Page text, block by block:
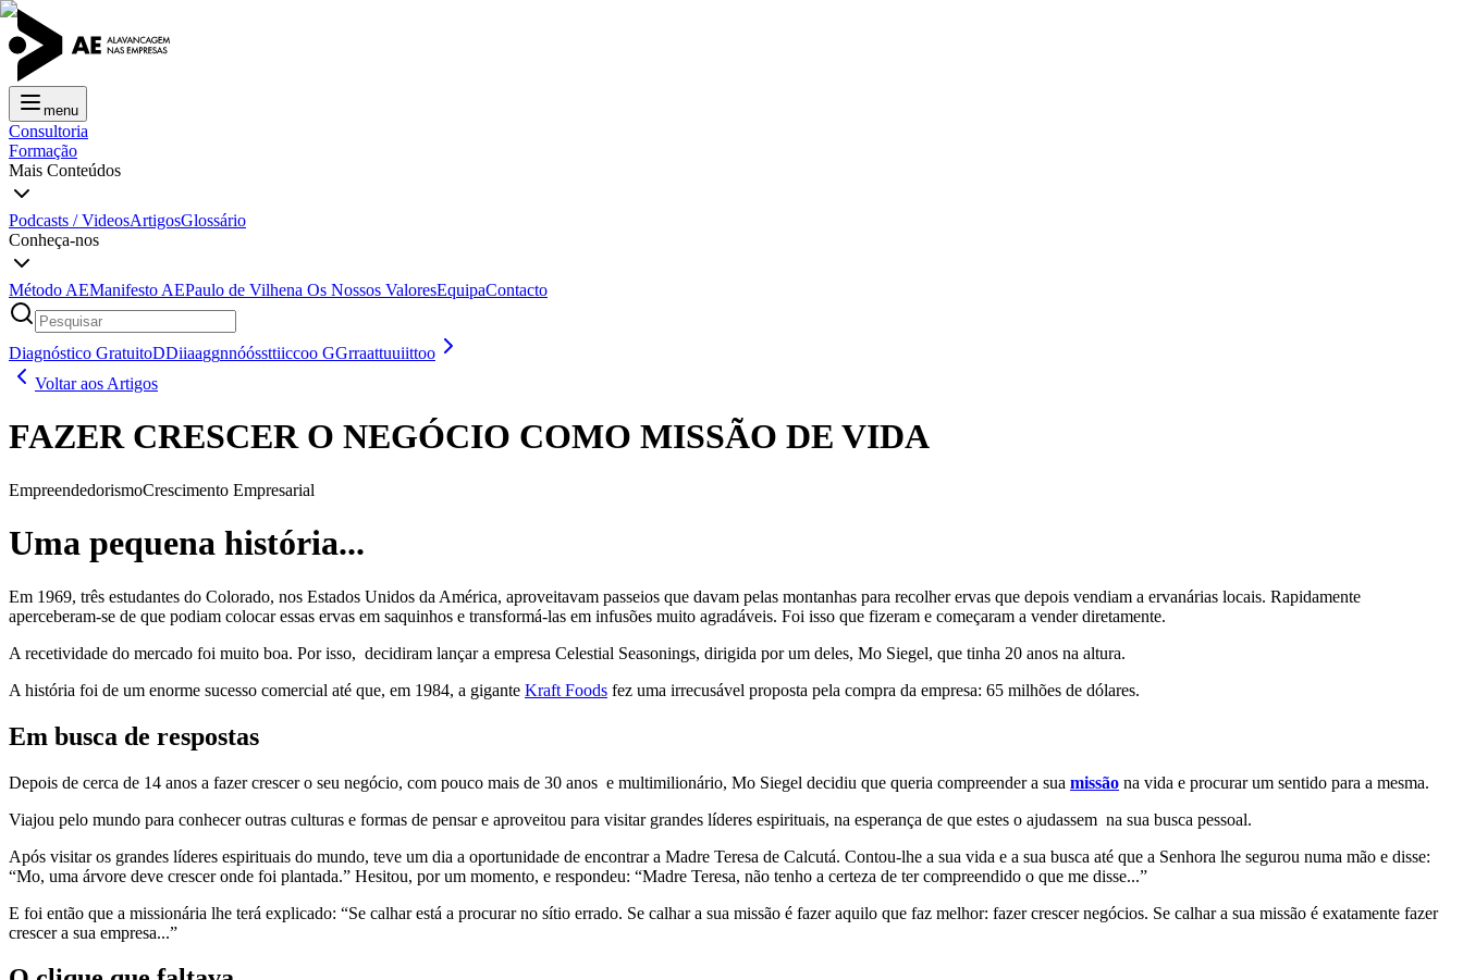
menu
Consultoria
Formação
Mais Conteúdos
Podcasts / VideosArtigosGlossário
Conheça-nos
Método AEManifesto AEPaulo de Vilhena Os Nossos ValoresEquipaContacto
Diagnóstico GratuitoDDiiaaggnnóóssttiiccoo GGrraattuuiittoo
Voltar aos Artigos
FAZER CRESCER O NEGÓCIO COMO MISSÃO DE VIDA
EmpreendedorismoCrescimento Empresarial
Uma pequena história...
Em 1969, três estudantes do Colorado, nos Estados Unidos da América, aproveitavam passeios que davam pelas montanhas para recolher ervas que depois vendiam a ervanárias locais. Rapidamente
aperceberam-se de que podiam colocar essas ervas em saquinhos e transformá-las em infusões muito agradáveis. Foi isso que fizeram e começaram a vender diretamente.
A recetividade do mercado foi muito boa. Por isso, decidiram lançar a empresa Celestial Seasonings, dirigida por um deles, Mo Siegel, que tinha 20 anos na altura.
A história foi de um enorme sucesso comercial até que, em 1984, a gigante Kraft Foods fez uma irrecusável proposta pela compra da empresa: 65 milhões de dólares.
Em busca de respostas
Depois de cerca de 14 anos a fazer crescer o seu negócio, com pouco mais de 30 anos e multimilionário, Mo Siegel decidiu que queria compreender a sua missão na vida e procurar um sentido para a mesma.
Viajou pelo mundo para conhecer outras culturas e formas de pensar e aproveitou para visitar grandes líderes espirituais, na esperança de que estes o ajudassem na sua busca pessoal.
Após visitar os grandes líderes espirituais do mundo, teve um dia a oportunidade de encontrar a Madre Teresa de Calcutá. Contou-lhe a sua vida e a sua busca até que a Senhora lhe segurou numa mão e disse:
“Mo, uma árvore deve crescer onde foi plantada.” Hesitou, por um momento, e respondeu: “Madre Teresa, não tenho a certeza de ter compreendido o que me disse...”
E foi então que a missionária lhe terá explicado: “Se calhar está a procurar no sítio errado. Se calhar a sua missão é fazer aquilo que faz melhor: fazer crescer negócios. Se calhar a sua missão é exatamente fazer
crescer a sua empresa...”